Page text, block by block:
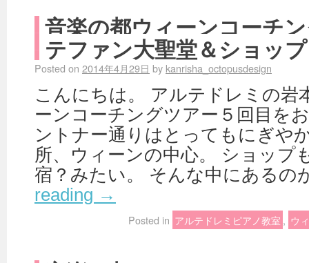
音楽の都ウィーンコーチ
テファン大聖堂＆ショップ
Posted on 2014年4月29日 by kanrisha_octopusdesign
こんにちは。 アルテドレミの岩
ーンコーチングツアー５回目を
ントナー通りはとってもにぎや
所、ウィーンの中心。 ショップ
宿？みたい。 そんな中にある
reading →
Posted in アルテドレミピアノ教室 , ウ